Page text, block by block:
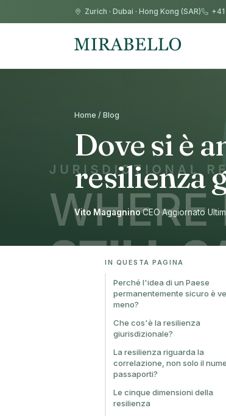
Zurich · Dubai · Hong Kong (SAR)
Home / Blog
Dove si è
resilienza
Vito Magagnino·CEO·Aggiornato
IN QUESTA PAGINA
Perché l'idea di un Paese
permanentemente sicuro è
meno?
Che cos'è la resilienza
giurisdizionale?
La resilienza riguarda la
correlazione, non solo il
passaporti?
Le cinque dimensioni della
resilienza